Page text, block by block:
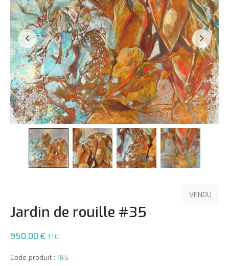
VENDU
Jardin de rouille #35
950,00 € TTC
Code produit : 185